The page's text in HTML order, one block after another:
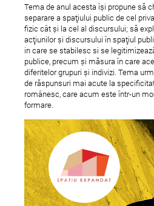
Școala ADC*RO,
2014
Tema de anul acesta își propune să
separare a spațiului public de cel
fizic cât și la cel al discursului; să
acțiunilor și discursului în spațiul
in care se stabilesc si se
publice, precum și măsura în care
diferitelor grupuri și indivizi. Tema
de răspunsuri mai acute la
românesc, care acum este într-un
formare.